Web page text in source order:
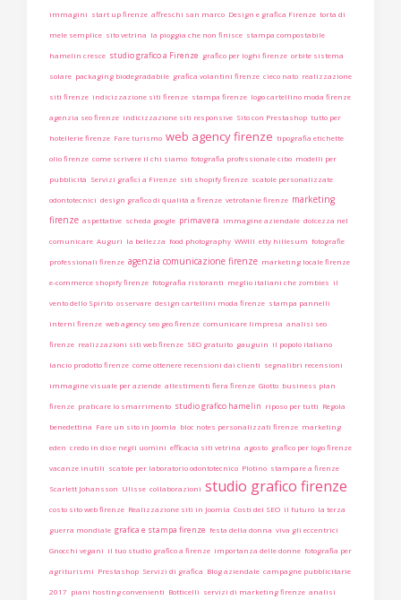
immagini start up firenze affreschi san marco Design e grafica Firenze torta di
mele semplice sito vetrina la pioggia che non finisce stampa compostabile
hamelin cresce studio grafico a Firenze grafico per loghi firenze orbite sistema
solare packaging biodegradabile grafica volantini firenze cieco nato realizzazione
siti firenze indicizzazione siti firenze stampa firenze logo cartellino moda firenze
agenzia seo firenze indicizzazione siti responsive Sito con Prestashop tutto per
hotellerie firenze Fare turismo web agency firenze tipografia etichette
olio firenze come scrivere il chi siamo fotografia professionale cibo modelli per
pubblicità Servizi grafici a Firenze siti shopify firenze scatole personalizzate
odontotecnici design grafico di qualità a firenze vetrofanie firenze marketing
firenze aspettative scheda google primavera immagine aziendale dolcezza nel
comunicare Auguri la bellezza food photography WWIII etty hillesum fotografie
professionali firenze agenzia comunicazione firenze marketing locale firenze
e-commerce shopify firenze fotografia ristoranti meglio italiani che zombies il
vento dello Spirito osservare design cartellini moda firenze stampa pannelli
interni firenze web agency seo geo firenze comunicare limpresa analisi seo
firenze realizzazioni siti web firenze SEO gratuito gauguin il popolo italiano
lancio prodotto firenze come ottenere recensioni dai clienti segnalibri recensioni
immagine visuale per aziende allestimenti fiera firenze Giotto business plan
firenze praticare lo smarrimento studio grafico hamelin riposo per tutti Regola
benedettina Fare un sito in Joomla bloc notes personalizzati firenze marketing
eden credo in dio e negli uomini efficacia siti vetrina agosto grafico per logo firenze
vacanze inutili scatole per laboratorio odontotecnico Plotino stampare a firenze
Scarlett Johansson Ulisse collaborazioni studio grafico firenze
costo sito web firenze Realizzazione siti in Joomla Costi del SEO il futuro la terza
guerra mondiale grafica e stampa firenze festa della donna viva gli eccentrici
Gnocchi vegani il tuo studio grafico a firenze importanza delle donne fotografia per
agriturismi Prestashop Servizi di grafica Blog aziendale campagne pubblicitarie
2017 piani hosting convenienti Botticelli servizi di marketing firenze analisi